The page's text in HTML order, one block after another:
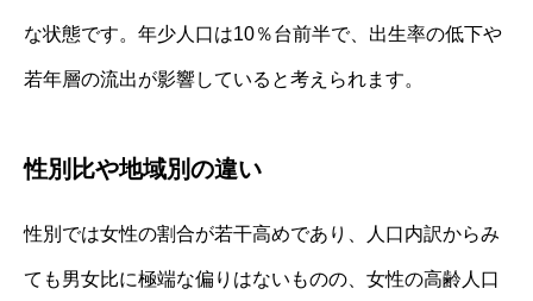
な状態です。年少人口は10％台前半で、出生率の低下や
若年層の流出が影響していると考えられます。
性別比や地域別の違い
性別では女性の割合が若干高めであり、人口内訳からみ
ても男女比に極端な偏りはないものの、女性の高齢人口